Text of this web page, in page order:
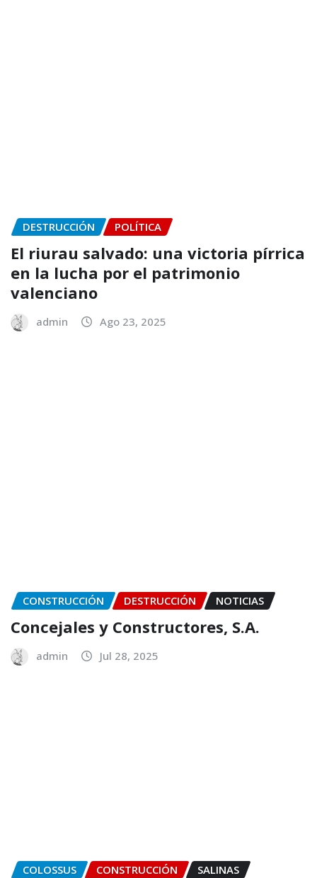
DESTRUCCIÓN POLÍTICA
El riurau salvado: una victoria pírrica
en la lucha por el patrimonio
valenciano
admin Ago 23, 2025
CONSTRUCCIÓN DESTRUCCIÓN NOTICIAS
Concejales y Constructores, S.A.
admin Jul 28, 2025
COLOSSUS CONSTRUCCIÓN
SALINAS